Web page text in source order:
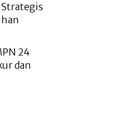
24
dan